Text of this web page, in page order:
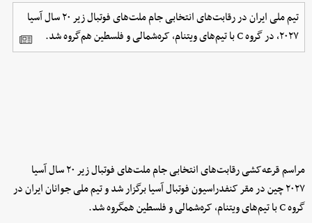
تیم ملی ایران در رقابت‌های انتخابی جام ملت‌های فوتبال زیر ۲۰ سال آسیا
۲۰۲۷، در گروه C با تیم‌های ویتنام، کره‌شمالی و فلسطین هم‌گروه شد.
مراسم قرعه‌کشی رقابت‌های انتخابی جام ملت‌های فوتبال زیر ۲۰ سال آسیا
۲۰۲۷ چین در مقر کنفدراسیون فوتبال آسیا برگزار شد و تیم ملی جوانان ایران در
گروه C با تیم‌های ویتنام، کره‌شمالی و فلسطین همگروه شد.